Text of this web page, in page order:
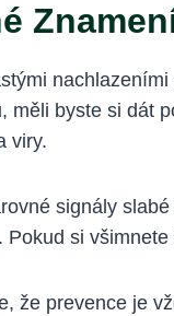
měli byste si dát
viry.
signály
Pokud si
že prevence je